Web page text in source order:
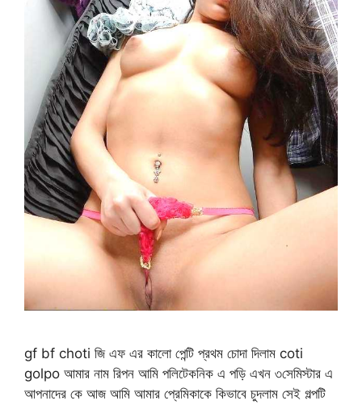
gf bf choti জি এফ এর কালো পেন্টি প্রথম চোদা দিলাম coti
golpo আমার নাম রিপন আমি পলিটেকনিক এ পড়ি এখন ৩সেমিস্টার এ
আপনাদের কে আজ আমি আমার প্রেমিকাকে কিভাবে চুদলাম সেই গল্পটি